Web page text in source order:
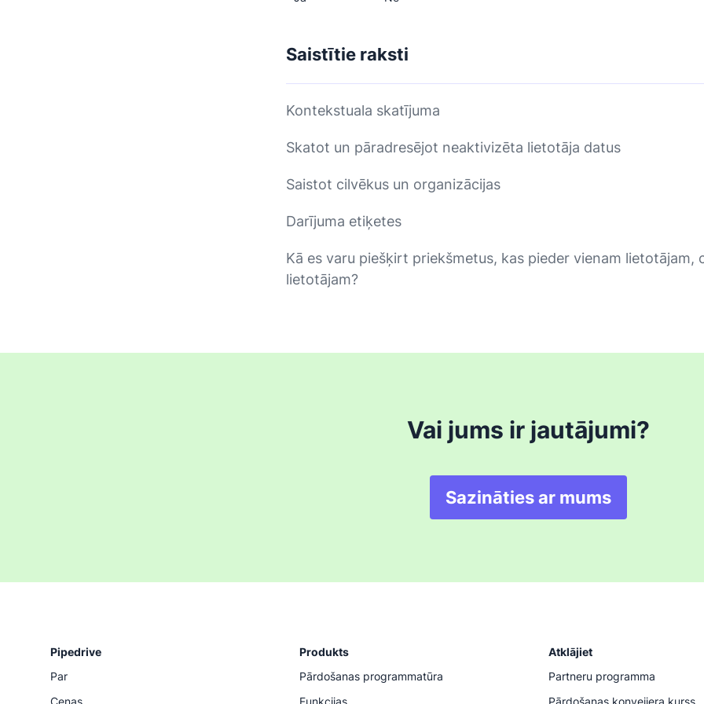
Saistītie raksti
Kontekstuala skatījuma
Skatot un pāradresējot neaktivizēta lietotāja datus
Saistot cilvēkus un organizācijas
Darījuma etiķetes
Kā es varu piešķirt priekšmetus, kas pieder vienam lietotājam,
lietotājam?
Vai jums ir jautājumi?
Sazināties ar mums
Pipedrive
Par
Produkts
Pārdošanas programmatūra
Atklājiet
Partneru programma